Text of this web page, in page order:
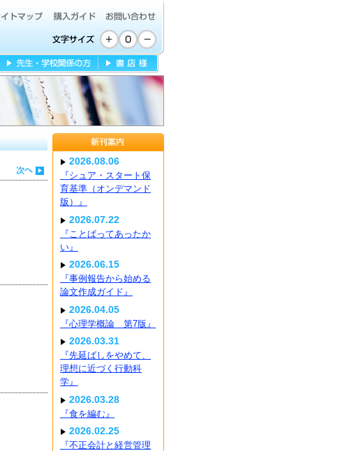
2026.08.06
『シュア・スタート保
育基準（オンデマンド
版）』
2026.07.22
『ことばってあったか
い』
2026.06.15
『事例報告から始める
論文作成ガイド』
2026.04.05
『心理学概論 第7版』
2026.03.31
『先延ばしをやめて、
理想に近づく行動科
学』
2026.03.28
『食を編む』
2026.02.25
『不正会計と経営管理